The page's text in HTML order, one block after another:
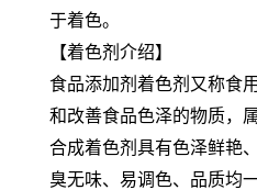
于着色。
【着色剂介绍】
食品添加剂着色剂又称食
和改善食品色泽的物质，
合成着色剂具有色泽鲜艳
臭无味、易调色、品质均